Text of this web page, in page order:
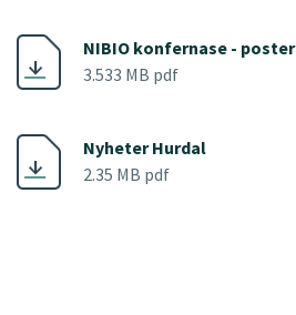
NIBIO konfernase - poster
3.533 MB pdf
Nyheter Hurdal
2.35 MB pdf